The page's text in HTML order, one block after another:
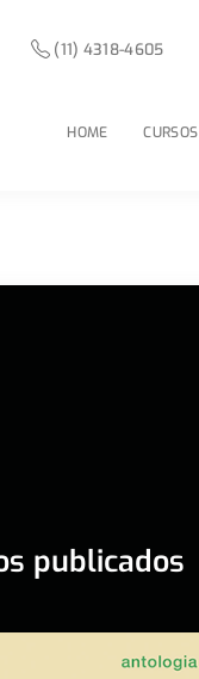
HOME CURSOS
(11) 4318-4605
publicados